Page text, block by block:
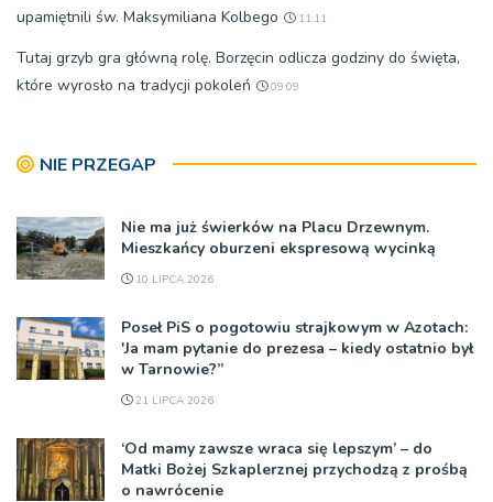
upamiętnili św. Maksymiliana Kolbego
11:11
Tutaj grzyb gra główną rolę. Borzęcin odlicza godziny do święta,
które wyrosło na tradycji pokoleń
09:09
NIE PRZEGAP
Nie ma już świerków na Placu Drzewnym.
Mieszkańcy oburzeni ekspresową wycinką
10 LIPCA 2026
Poseł PiS o pogotowiu strajkowym w Azotach:
'Ja mam pytanie do prezesa – kiedy ostatnio był
w Tarnowie?”
21 LIPCA 2026
‘Od mamy zawsze wraca się lepszym’ – do
Matki Bożej Szkaplerznej przychodzą z prośbą
o nawrócenie